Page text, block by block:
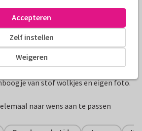
voor een communie of
van stof wolkjes en eigen foto.
naar wens aan te passen
Weigeren
Zelf instellen
Accepteren